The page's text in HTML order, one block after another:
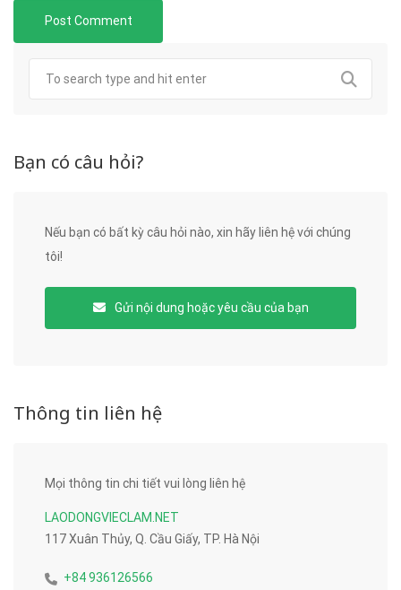
Bạn có câu hỏi?
Nếu bạn có bất kỳ câu hỏi nào, xin hãy liên hệ với chúng
tôi!
Gửi nội dung hoặc yêu cầu của bạn
Thông tin liên hệ
Mọi thông tin chi tiết vui lòng liên hệ
LAODONGVIECLAM.NET
117 Xuân Thủy, Q. Cầu Giấy, TP. Hà Nội
+84 936126566